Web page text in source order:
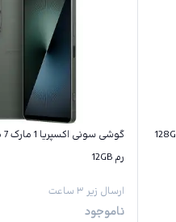
گوشی سونی اکسپریا 10 مارک 7 ظرفیت 128GB
رم 12GB
ارسال زیر ۳ ساعت
ناموجود